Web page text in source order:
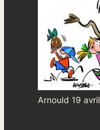
Arnould 19 avril